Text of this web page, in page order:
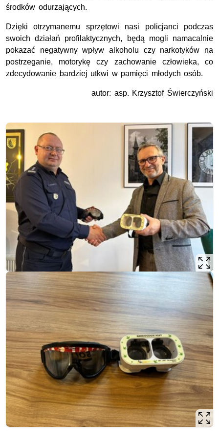
środków odurzających.
Dzięki otrzymanemu sprzętowi nasi policjanci podczas
swoich działań profilaktycznych, będą mogli namacalnie
pokazać negatywny wpływ alkoholu czy narkotyków na
postrzeganie, motorykę czy zachowanie człowieka, co
zdecydowanie bardziej utkwi w pamięci młodych osób.
autor: asp. Krzysztof Świerczyński